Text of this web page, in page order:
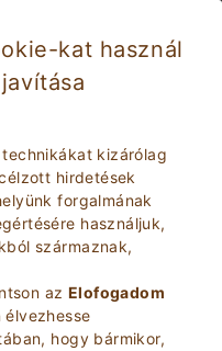
kat használ
kizárólag
hirdetések
forgalmának
használjuk,
származnak,
az Elofogadom
hogy bármikor,
nélkül autó